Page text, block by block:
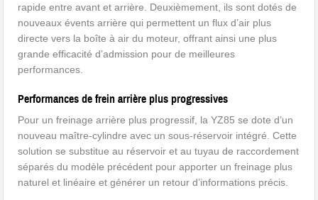
rapide entre avant et arrière. Deuxièmement, ils sont dotés de
nouveaux évents arrière qui permettent un flux d’air plus
directe vers la boîte à air du moteur, offrant ainsi une plus
grande efficacité d’admission pour de meilleures
performances.
Performances de frein arrière plus progressives
Pour un freinage arrière plus progressif, la YZ85 se dote d’un
nouveau maître-cylindre avec un sous-réservoir intégré. Cette
solution se substitue au réservoir et au tuyau de raccordement
séparés du modèle précédent pour apporter un freinage plus
naturel et linéaire et générer un retour d’informations précis.